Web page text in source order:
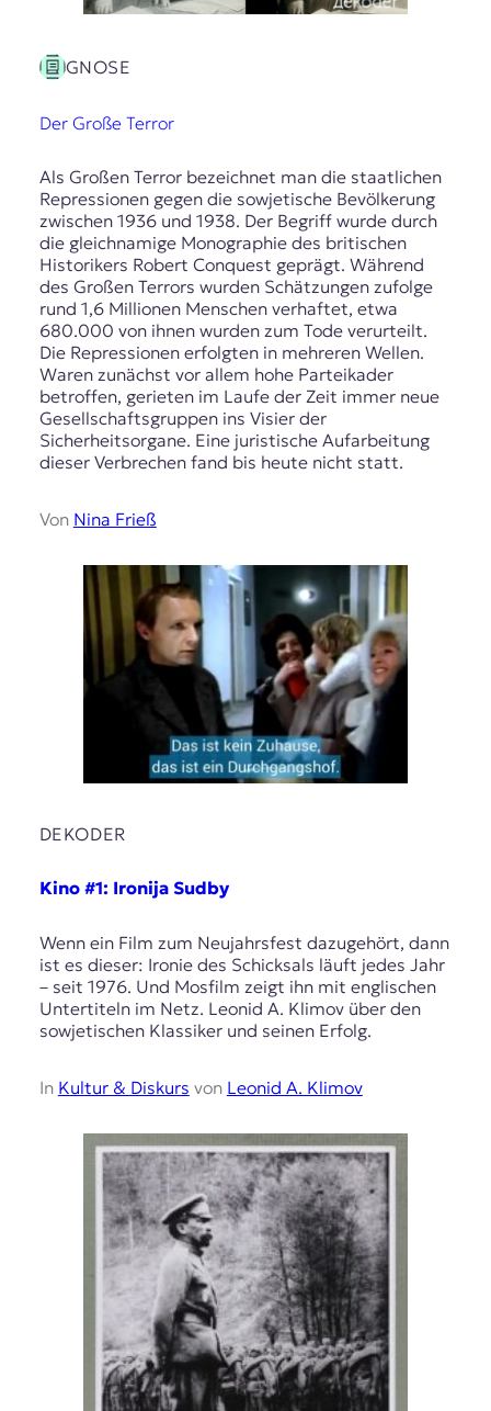
GNOSE
Der Große Terror
Als Großen Terror bezeichnet man die staatlichen
Repressionen gegen die sowjetische Bevölkerung
zwischen 1936 und 1938. Der Begriff wurde durch
die gleichnamige Monographie des britischen
Historikers Robert Conquest geprägt. Während
des Großen Terrors wurden Schätzungen zufolge
rund 1,6 Millionen Menschen verhaftet, etwa
680.000 von ihnen wurden zum Tode verurteilt.
Die Repressionen erfolgten in mehreren Wellen.
Waren zunächst vor allem hohe Parteikader
betroffen, gerieten im Laufe der Zeit immer neue
Gesellschaftsgruppen ins Visier der
Sicherheitsorgane. Eine juristische Aufarbeitung
dieser Verbrechen fand bis heute nicht statt.
Von Nina Frieß
DEKODER
Kino #1: Ironija Sudby
Wenn ein Film zum Neujahrsfest dazugehört, dann
ist es dieser: Ironie des Schicksals läuft jedes Jahr
– seit 1976. Und Mosfilm zeigt ihn mit englischen
Untertiteln im Netz. Leonid A. Klimov über den
sowjetischen Klassiker und seinen Erfolg.
In Kultur & Diskurs von Leonid A. Klimov